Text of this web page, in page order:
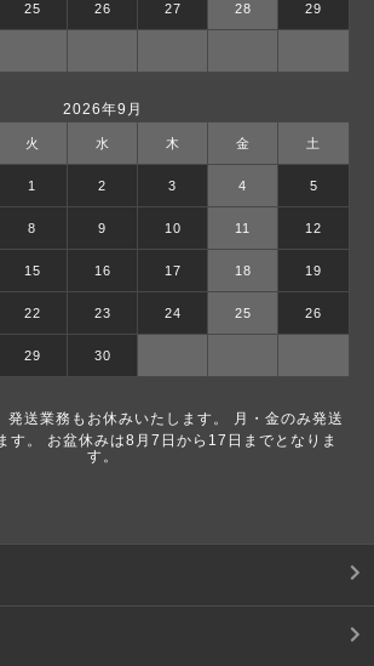
25 26 27 28 29
2026年9月
火 水 木 金 土
1 2 3 4 5
8 9 10 11 12
15 16 17 18 19
22 23 24 25 26
29 30
発送業務もお休みいたします。 月・金のみ発送
す。 お盆休みは8月7日から17日までとなりま
す。